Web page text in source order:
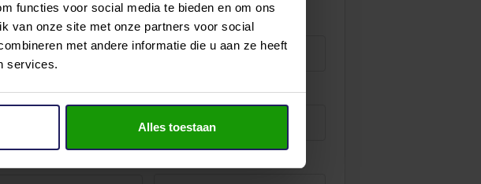
functies voor social media te bieden en om ons
van onze site met onze partners voor social
met andere informatie die u aan ze heeft
services.
Alles toestaan
Tussenvoegsel
E-mail adres